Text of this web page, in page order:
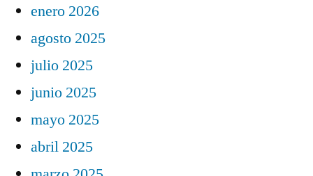
enero 2026
agosto 2025
julio 2025
junio 2025
mayo 2025
abril 2025